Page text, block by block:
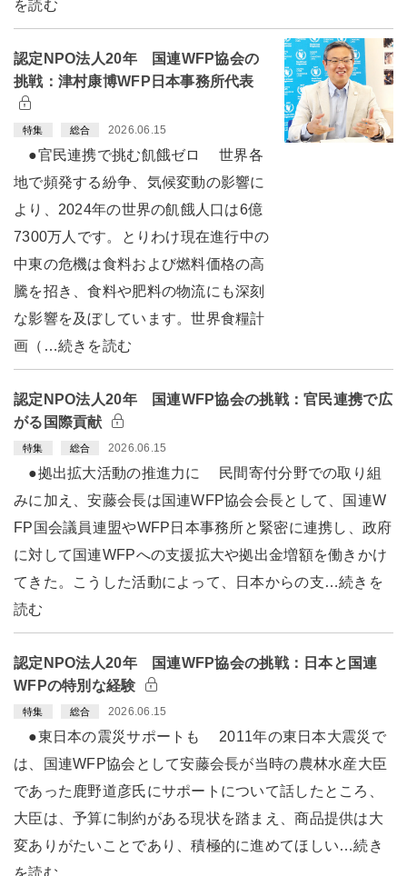
を読む
認定NPO法人20年 国連WFP協会の
挑戦：津村康博WFP日本事務所代表
特集 総合 2026.06.15
●官民連携で挑む飢餓ゼロ 世界各
地で頻発する紛争、気候変動の影響に
より、2024年の世界の飢餓人口は6億
7300万人です。とりわけ現在進行中の
中東の危機は食料および燃料価格の高
騰を招き、食料や肥料の物流にも深刻
な影響を及ぼしています。世界食糧計
画（…続きを読む
認定NPO法人20年 国連WFP協会の挑戦：官民連携で広
がる国際貢献
特集 総合 2026.06.15
●拠出拡大活動の推進力に 民間寄付分野での取り組
みに加え、安藤会長は国連WFP協会会長として、国連W
FP国会議員連盟やWFP日本事務所と緊密に連携し、政府
に対して国連WFPへの支援拡大や拠出金増額を働きかけ
てきた。こうした活動によって、日本からの支…続きを
読む
認定NPO法人20年 国連WFP協会の挑戦：日本と国連
WFPの特別な経験
特集 総合 2026.06.15
●東日本の震災サポートも 2011年の東日本大震災で
は、国連WFP協会として安藤会長が当時の農林水産大臣
であった鹿野道彦氏にサポートについて話したところ、
大臣は、予算に制約がある現状を踏まえ、商品提供は大
変ありがたいことであり、積極的に進めてほしい…続き